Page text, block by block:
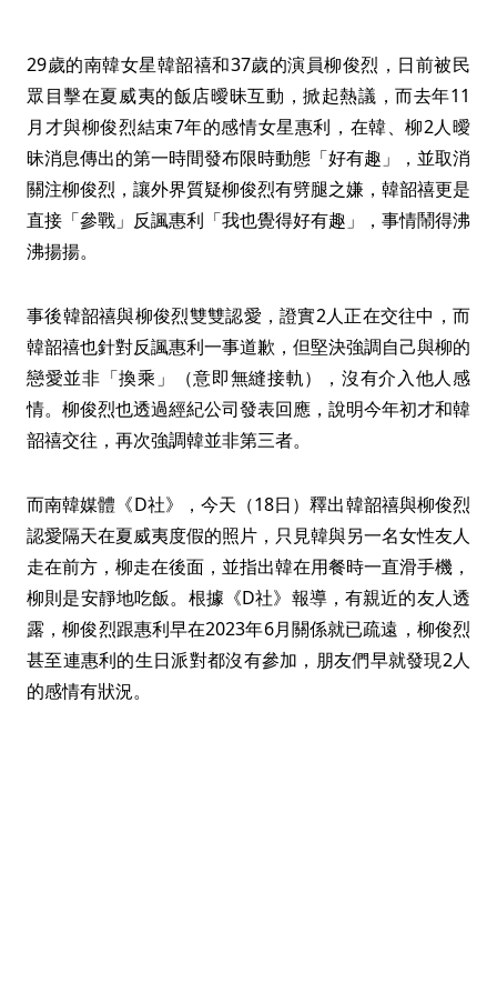
29歲的南韓女星韓韶禧和37歲的演員柳俊烈，日前被民
眾目擊在夏威夷的飯店曖昧互動，掀起熱議，而去年11
月才與柳俊烈結束7年的感情女星惠利，在韓、柳2人曖
昧消息傳出的第一時間發布限時動態「好有趣」，並取消
關注柳俊烈，讓外界質疑柳俊烈有劈腿之嫌，韓韶禧更是
直接「參戰」反諷惠利「我也覺得好有趣」，事情鬧得沸
沸揚揚。
事後韓韶禧與柳俊烈雙雙認愛，證實2人正在交往中，而
韓韶禧也針對反諷惠利一事道歉，但堅決強調自己與柳的
戀愛並非「換乘」（意即無縫接軌），沒有介入他人感
情。柳俊烈也透過經紀公司發表回應，說明今年初才和韓
韶禧交往，再次強調韓並非第三者。
而南韓媒體《D社》，今天（18日）釋出韓韶禧與柳俊烈
認愛隔天在夏威夷度假的照片，只見韓與另一名女性友人
走在前方，柳走在後面，並指出韓在用餐時一直滑手機，
柳則是安靜地吃飯。根據《D社》報導，有親近的友人透
露，柳俊烈跟惠利早在2023年6月關係就已疏遠，柳俊烈
甚至連惠利的生日派對都沒有參加，朋友們早就發現2人
的感情有狀況。